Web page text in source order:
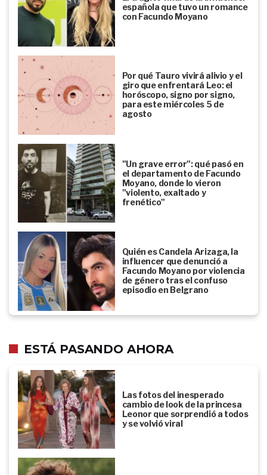
española que tuvo un romance
con Facundo Moyano
Por qué Tauro vivirá alivio y el
giro que enfrentará Leo: el
horóscopo, signo por signo,
para este miércoles 5 de
agosto
"Un grave error": qué pasó en
el departamento de Facundo
Moyano, donde lo vieron
"violento, exaltado y
frenético"
Quién es Candela Arizaga, la
influencer que denunció a
Facundo Moyano por violencia
de género tras el confuso
episodio en Belgrano
ESTÁ PASANDO AHORA
Las fotos del inesperado
cambio de look de la princesa
Leonor que sorprendió a todos
y se volvió viral